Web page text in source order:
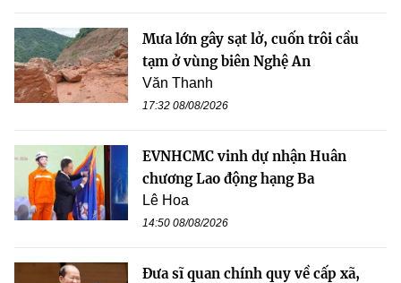
Mưa lớn gây sạt lở, cuốn trôi cầu
tạm ở vùng biên Nghệ An
Văn Thanh
17:32 08/08/2026
EVNHCMC vinh dự nhận Huân
chương Lao động hạng Ba
Lê Hoa
14:50 08/08/2026
Đưa sĩ quan chính quy về cấp xã,